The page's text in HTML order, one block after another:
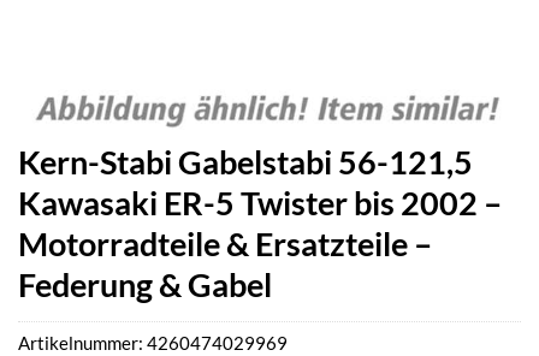
Kern-Stabi Gabelstabi 56-121,5
Kawasaki ER-5 Twister bis 2002 –
Motorradteile & Ersatzteile –
Federung & Gabel
Artikelnummer: 4260474029969